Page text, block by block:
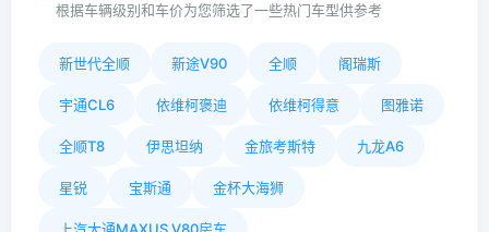
根据车辆级别和车价为您筛选了一些热门车型供参考
新世代全顺 新途V90 全顺 阁瑞斯
宇通CL6 依维柯褒迪 依维柯得意 图雅诺
全顺T8 伊思坦纳 金旅考斯特 九龙A6
星锐 宝斯通 金杯大海狮